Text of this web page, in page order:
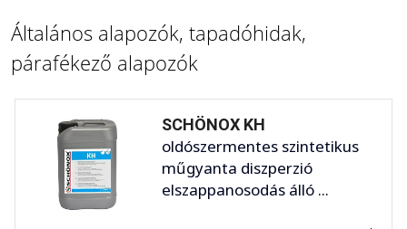
Általános alapozók, tapadóhidak,
párafékező alapozók
SCHÖNOX KH
oldószermentes szintetikus
műgyanta diszperzió
elszappanosodás álló ...